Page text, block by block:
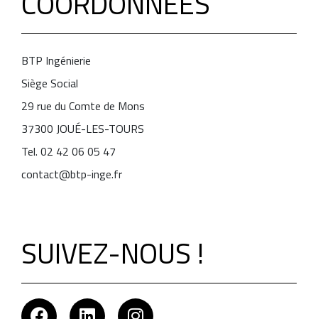
BTP Ingénierie
Siège Social
29 rue du Comte de Mons
37300 JOUÉ-LES-TOURS
Tel. 02 42 06 05 47
contact@btp-inge.fr
SUIVEZ-NOUS !